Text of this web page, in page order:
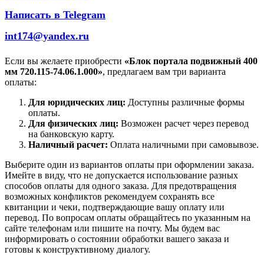
Написать в Telegram
int174@yandex.ru
Если вы желаете приобрести «Блок портала подвижный 400
мм 720.115-74.06.1.000», предлагаем вам три варианта
оплаты:
Для юридических лиц: Доступны различные формы
оплаты.
Для физических лиц: Возможен расчет через перевод
на банковскую карту.
Наличный расчет: Оплата наличными при самовывозе.
Выберите один из вариантов оплаты при оформлении заказа.
Имейте в виду, что не допускается использование разных
способов оплаты для одного заказа. Для предотвращения
возможных конфликтов рекомендуем сохранять все
квитанции и чеки, подтверждающие вашу оплату или
перевод. По вопросам оплаты обращайтесь по указанным на
сайте телефонам или пишите на почту. Мы будем вас
информировать о состоянии обработки вашего заказа и
готовы к конструктивному диалогу.